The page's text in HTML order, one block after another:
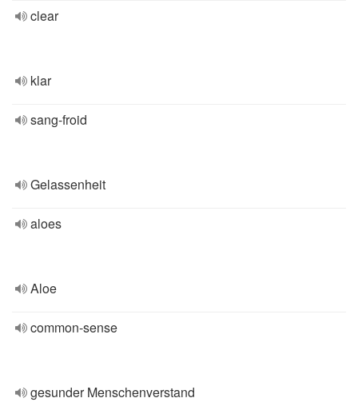
clear
klar
sang-froid
Gelassenheit
aloes
Aloe
common-sense
gesunder Menschenverstand